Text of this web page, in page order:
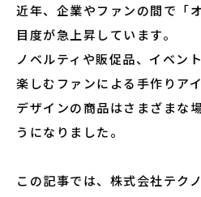
近年、企業やファンの間で「
目度が急上昇しています。
ノベルティや販促品、イベン
楽しむファンによる手作りア
デザインの商品はさまざまな
うになりました。
この記事では、株式会社テク